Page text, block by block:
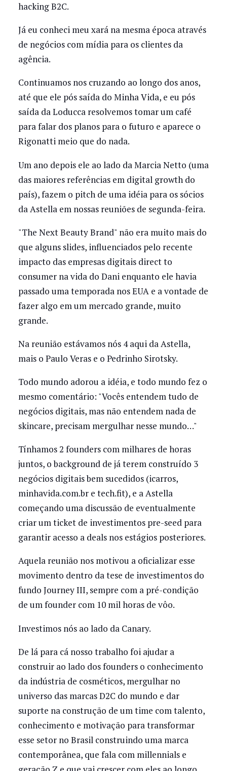
hacking B2C.
Já eu conheci meu xará na mesma época através
de negócios com mídia para os clientes da
agência.
Continuamos nos cruzando ao longo dos anos,
até que ele pós saída do Minha Vida, e eu pós
saída da Loducca resolvemos tomar um café
para falar dos planos para o futuro e aparece o
Rigonatti meio que do nada.
Um ano depois ele ao lado da Marcia Netto (uma
das maiores referências em digital growth do
país), fazem o pitch de uma idéia para os sócios
da Astella em nossas reuniões de segunda-feira.
"The Next Beauty Brand" não era muito mais do
que alguns slides, influenciados pelo recente
impacto das empresas digitais direct to
consumer na vida do Dani enquanto ele havia
passado uma temporada nos EUA e a vontade de
fazer algo em um mercado grande, muito
grande.
Na reunião estávamos nós 4 aqui da Astella,
mais o Paulo Veras e o Pedrinho Sirotsky.
Todo mundo adorou a idéia, e todo mundo fez o
mesmo comentário: "Vocês entendem tudo de
negócios digitais, mas não entendem nada de
skincare, precisam mergulhar nesse mundo…"
Tínhamos 2 founders com milhares de horas
juntos, o background de já terem construído 3
negócios digitais bem sucedidos (icarros,
minhavida.com.br e tech.fit), e a Astella
começando uma discussão de eventualmente
criar um ticket de investimentos pre-seed para
garantir acesso a deals nos estágios posteriores.
Aquela reunião nos motivou a oficializar esse
movimento dentro da tese de investimentos do
fundo Journey III, sempre com a pré-condição
de um founder com 10 mil horas de vôo.
Investimos nós ao lado da Canary.
De lá para cá nosso trabalho foi ajudar a
construir ao lado dos founders o conhecimento
da indústria de cosméticos, mergulhar no
universo das marcas D2C do mundo e dar
suporte na construção de um time com talento,
conhecimento e motivação para transformar
esse setor no Brasil construindo uma marca
contemporânea, que fala com millennials e